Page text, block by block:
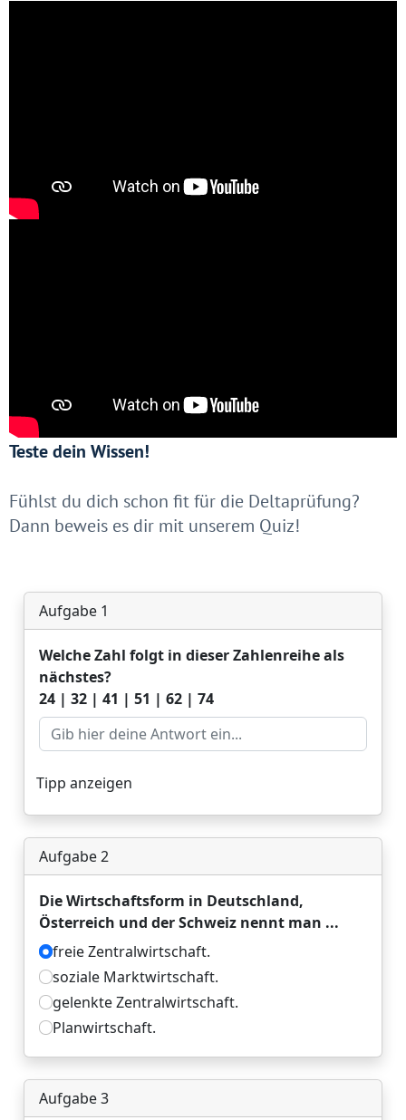
Teste dein Wissen!
Fühlst du dich schon fit für die Deltaprüfung?
Dann beweis es dir mit unserem Quiz!